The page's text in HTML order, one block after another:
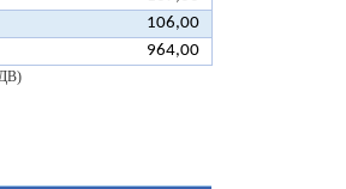
106,00
964,00